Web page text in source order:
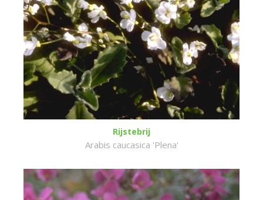
Rijstebrij
Arabis caucasica 'Plena'